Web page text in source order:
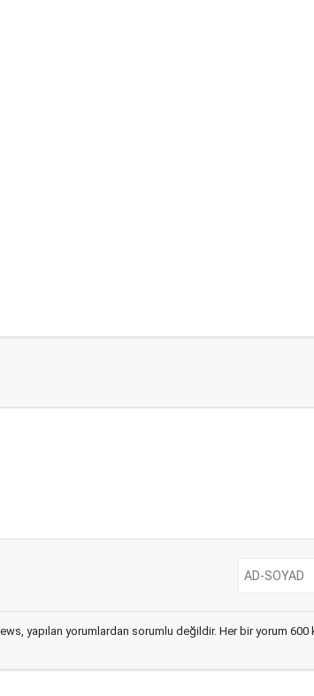
yapılan yorumlardan sorumlu değildir. Her bir yorum 600